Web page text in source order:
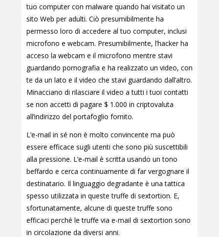
tuo computer con malware quando hai visitato un
sito Web per adulti. Ciò presumibilmente ha
permesso loro di accedere al tuo computer, inclusi
microfono e webcam. Presumibilmente, l’hacker ha
acceso la webcam e il microfono mentre stavi
guardando pornografia e ha realizzato un video, con
te da un lato e il video che stavi guardando dall’altro.
Minacciano di rilasciare il video a tutti i tuoi contatti
se non accetti di pagare $ 1.000 in criptovaluta
all’indirizzo del portafoglio fornito.
L’e-mail in sé non è molto convincente ma può
essere efficace sugli utenti che sono più suscettibili
alla pressione. L’e-mail è scritta usando un tono
beffardo e cerca continuamente di far vergognare il
destinatario. Il linguaggio degradante è una tattica
spesso utilizzata in queste truffe di sextortion. E,
sfortunatamente, alcune di queste truffe sono
efficaci perché le truffe via e-mail di sextortion sono
in circolazione da diversi anni.